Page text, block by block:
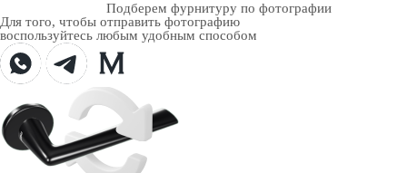
Подберем фурнитуру по фотографии
Для того, чтобы отправить фотографию
воспользуйтесь любым удобным способом